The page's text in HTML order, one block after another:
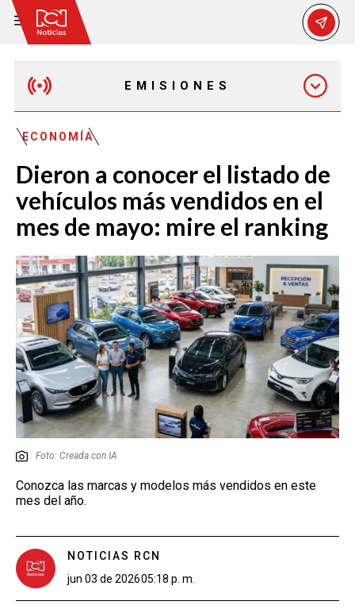
EMISIONES
EMISIÓN 12:30 PM
EMISIÓN 7:00 PM
EMISIÓN 11:30 PM
ECONOMÍA
Dieron a conocer el listado de
vehículos más vendidos en el
mes de mayo: mire el ranking
Foto: Creada con IA
Conozca las marcas y modelos más vendidos en este
mes del año.
NOTICIAS RCN
jun 03 de 202605:18 p. m.